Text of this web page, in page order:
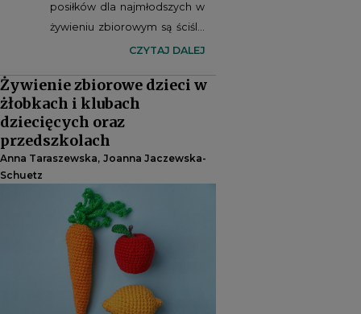
posiłków dla najmłodszych w
żywieniu zbiorowym są ściśle
określone, ale realizacja tych
CZYTAJ DALEJ
Żywienie zbiorowe dzieci w
żłobkach i klubach
dziecięcych oraz
przedszkolach
Anna Taraszewska, Joanna Jaczewska-
Schuetz